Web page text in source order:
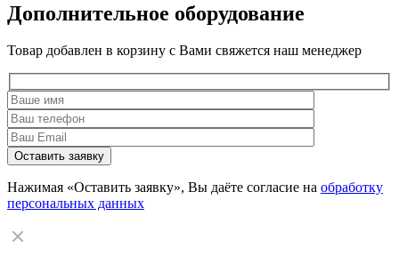
Дополнительное оборудование
Товар добавлен в корзину с Вами свяжется наш менеджер
Нажимая «Оставить заявку», Вы даёте согласие на обработку
персональных данных